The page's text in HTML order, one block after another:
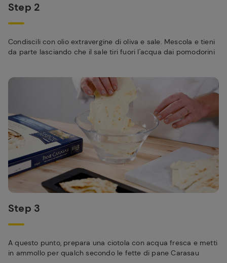
Step 2
Condiscili con olio extravergine di oliva e sale. Mescola e tieni
da parte lasciando che il sale tiri fuori l'acqua dai pomodorini
Step 3
A questo punto, prepara una ciotola con acqua fresca e metti
in ammollo per qualch secondo le fette di pane Carasau